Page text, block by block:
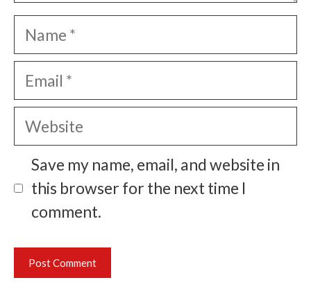
Name
Email
Website
Save my name, email, and website in
this browser for the next time I
comment.